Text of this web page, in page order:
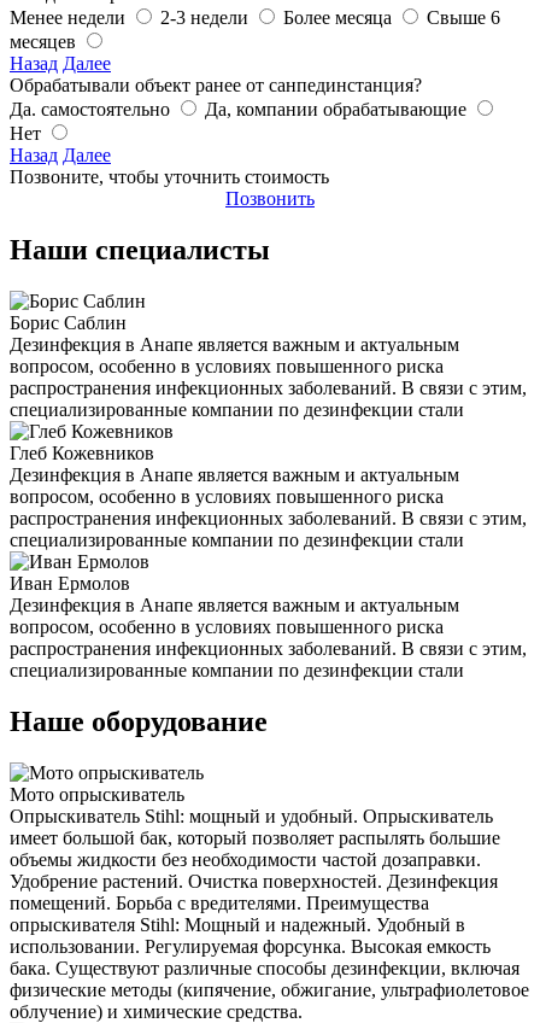
Менее недели
2-3 недели Более месяца
Свыше 6
месяцев
Назад Далее
Обрабатывали объект ранее от санпединстанция?
Да. самостоятельно
Да, компании обрабатывающие
Нет
Назад Далее
Позвоните, чтобы уточнить стоимость
Позвонить
Наши специалисты
Борис Саблин
Дезинфекция в Анапе является важным и актуальным
вопросом, особенно в условиях повышенного риска
распространения инфекционных заболеваний. В связи с этим,
специализированные компании по дезинфекции стали
Глеб Кожевников
Дезинфекция в Анапе является важным и актуальным
вопросом, особенно в условиях повышенного риска
распространения инфекционных заболеваний. В связи с этим,
специализированные компании по дезинфекции стали
Иван Ермолов
Дезинфекция в Анапе является важным и актуальным
вопросом, особенно в условиях повышенного риска
распространения инфекционных заболеваний. В связи с этим,
специализированные компании по дезинфекции стали
Наше оборудование
Мото опрыскиватель
Опрыскиватель Stihl: мощный и удобный. Опрыскиватель
имеет большой бак, который позволяет распылять большие
объемы жидкости без необходимости частой дозаправки.
Удобрение растений. Очистка поверхностей. Дезинфекция
помещений. Борьба с вредителями. Преимущества
опрыскивателя Stihl: Мощный и надежный. Удобный в
использовании. Регулируемая форсунка. Высокая емкость
бака. Существуют различные способы дезинфекции, включая
физические методы (кипячение, обжигание, ультрафиолетовое
облучение) и химические средства.